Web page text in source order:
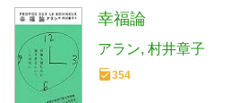
幸福論
アラン 村井章子
354